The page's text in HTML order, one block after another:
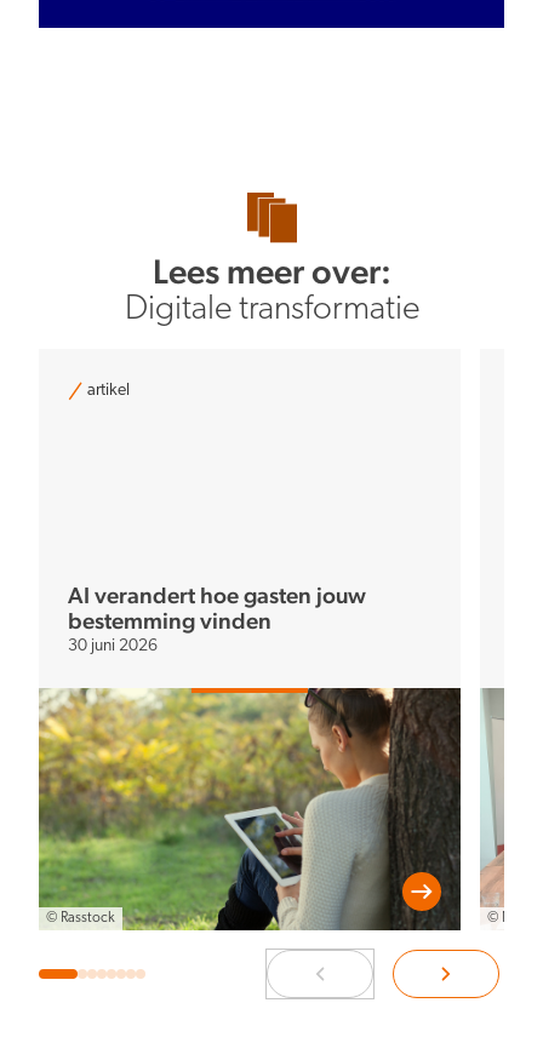
Lees meer over:
Digitale transformatie
© Rasstock
artikel
AI verandert hoe gasten jouw
bestemming vinden
30 juni 2026
© NBTC